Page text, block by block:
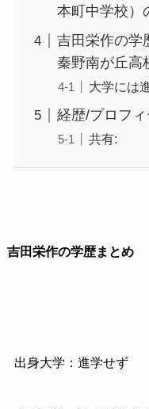
本町中学校）
吉田栄作の学
秦野南が丘高
大学には
経歴/プロフ
共有:
吉田栄作の学歴まとめ
出身大学：進学せず